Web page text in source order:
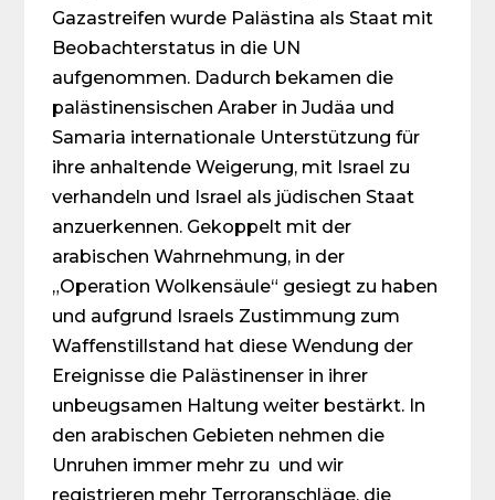
Gazastreifen wurde Palästina als Staat mit
Beobachterstatus in die UN
aufgenommen. Dadurch bekamen die
palästinensischen Araber in Judäa und
Samaria internationale Unterstützung für
ihre anhaltende Weigerung, mit Israel zu
verhandeln und Israel als jüdischen Staat
anzuerkennen. Gekoppelt mit der
arabischen Wahrnehmung, in der
„Operation Wolkensäule“ gesiegt zu haben
und aufgrund Israels Zustimmung zum
Waffenstillstand hat diese Wendung der
Ereignisse die Palästinenser in ihrer
unbeugsamen Haltung weiter bestärkt. In
den arabischen Gebieten nehmen die
Unruhen immer mehr zu und wir
registrieren mehr Terroranschläge, die